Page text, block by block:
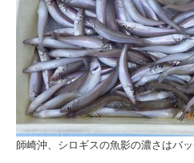
師崎沖、シロギスの魚影の濃さはバッ